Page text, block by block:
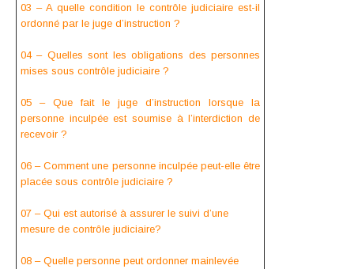
03 – A quelle condition le contrôle judiciaire est-il
ordonné par le juge d’instruction ?
04 – Quelles sont les obligations des personnes
mises sous contrôle judiciaire ?
05 – Que fait le juge d’instruction lorsque la
personne inculpée est soumise à l’interdiction de
recevoir ?
06 – Comment une personne inculpée peut-elle être
placée sous contrôle judiciaire ?
07 – Qui est autorisé à assurer le suivi d’une
mesure de contrôle judiciaire?
08 – Quelle personne peut ordonner mainlevée